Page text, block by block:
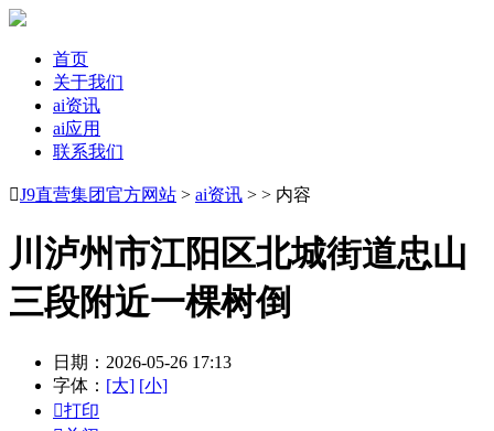
首页
关于我们
ai资讯
ai应用
联系我们
J9直营集团官方网站 > ai资讯 > > 内容
川泸州市江阳区北城街道忠山
三段附近一棵树倒
日期：2026-05-26 17:13
字体： [大] [小]
打印